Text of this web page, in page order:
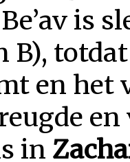
is
en het
in